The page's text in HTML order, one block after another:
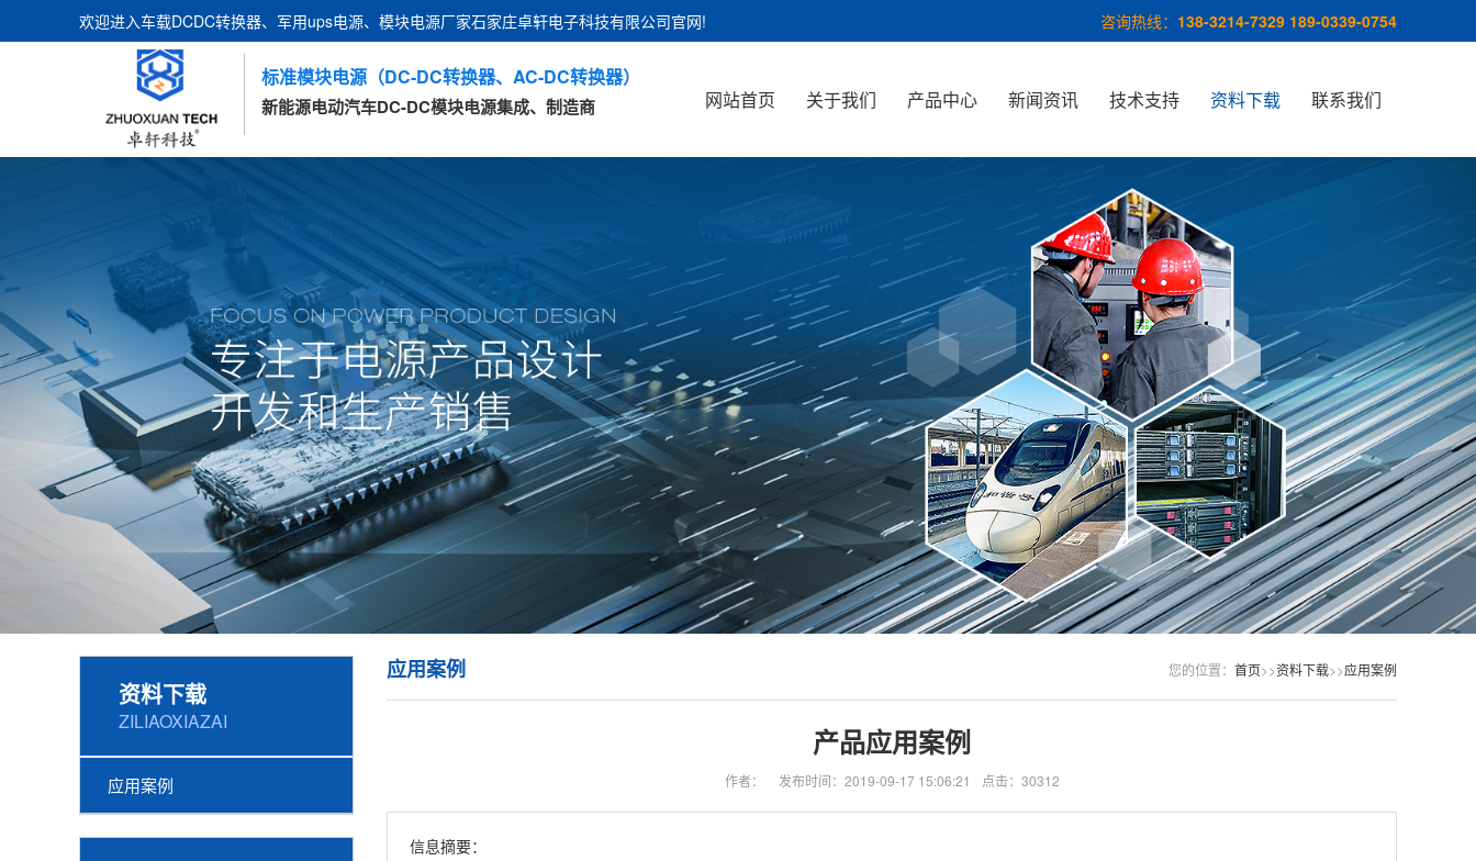
咨询热线： 138-3214-7329 189-0339-0754
欢迎进入车载DCDC转换器、军用ups电源、模块电源厂家石家庄卓轩电子科技有限公司官网!
标准模块电源（DC-DC转换器、AC-DC转换器）
新能源电动汽车DC-DC模块电源集成、制造商 网站首页 关于我们 产品中心 新闻资讯 技术支持 资料下载 联系我们
资料下载
ZILIAOXIAZAI
应用案例
您的位置： 首页>>资料下载>>应用案例
应用案例
产品应用案例
作者： 发布时间：2019-09-17 15:06:21 点击：30312
信息摘要：